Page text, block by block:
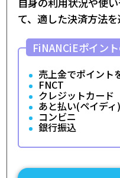
て、適した決済方法を
FiNANCiEポイン
売上金でポイント
FNCT
クレジットカード
あと払い(ペイディ)
コンビニ
銀行振込